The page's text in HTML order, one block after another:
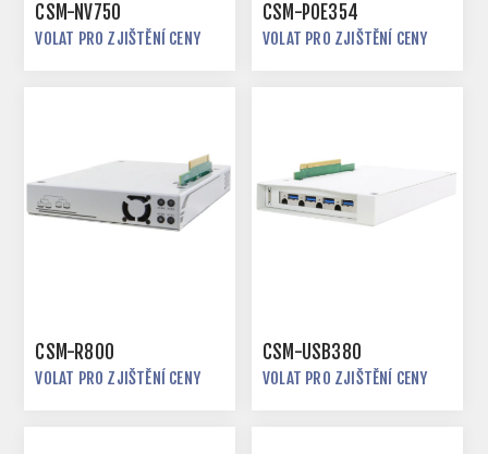
CSM-NV750
VOLAT PRO ZJIŠTĚNÍ CENY
CSM-POE354
VOLAT PRO ZJIŠTĚNÍ CENY
CSM-R800
VOLAT PRO ZJIŠTĚNÍ CENY
CSM-USB380
VOLAT PRO ZJIŠTĚNÍ CENY